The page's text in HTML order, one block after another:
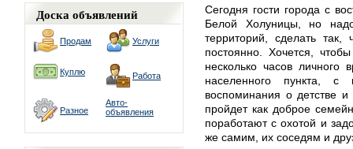
Доска объявлений
Продам Услуги
Куплю Работа
Разное
Авто-
объявления
Сегодня гости города с
Белой Холуницы, но
территорий, сделать
постоянно. Хочется,
несколько часов
населенного пункта,
воспоминания о детстве
пройдет как доброе
поработают с охотой и
же самим, их соседям и